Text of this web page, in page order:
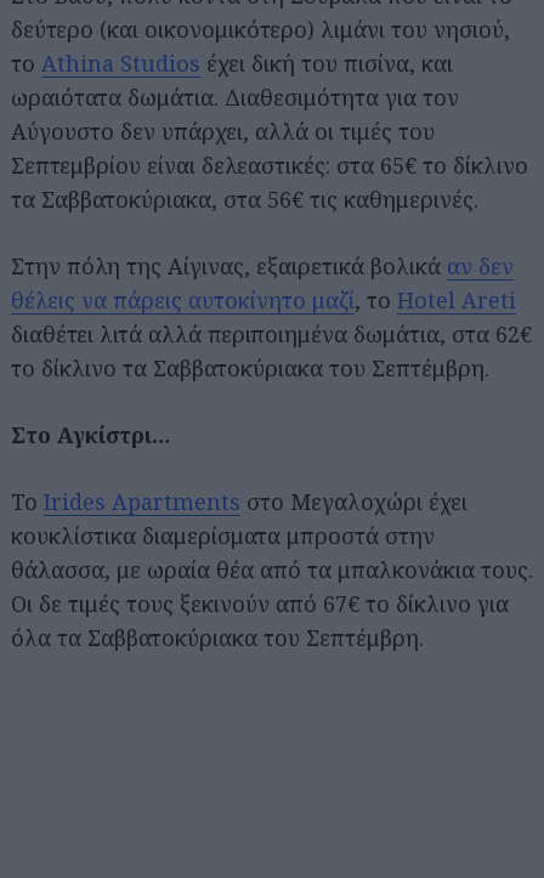
δεύτερο (και οικονομικότερο) λιμάνι του νησιού,
το Athina Studios έχει δική του πισίνα, και
ωραιότατα δωμάτια. Διαθεσιμότητα για τον
Αύγουστο δεν υπάρχει, αλλά οι τιμές του
Σεπτεμβρίου είναι δελεαστικές: στα 65€ το δίκλινο
τα Σαββατοκύριακα, στα 56€ τις καθημερινές.
Στην πόλη της Αίγινας, εξαιρετικά βολικά αν δεν
θέλεις να πάρεις αυτοκίνητο μαζί, το Hotel Areti
διαθέτει λιτά αλλά περιποιημένα δωμάτια, στα 62€
το δίκλινο τα Σαββατοκύριακα του Σεπτέμβρη.
Στο Αγκίστρι…
Το Irides Apartments στο Μεγαλοχώρι έχει
κουκλίστικα διαμερίσματα μπροστά στην
θάλασσα, με ωραία θέα από τα μπαλκονάκια τους.
Οι δε τιμές τους ξεκινούν από 67€ το δίκλινο για
όλα τα Σαββατοκύριακα του Σεπτέμβρη.